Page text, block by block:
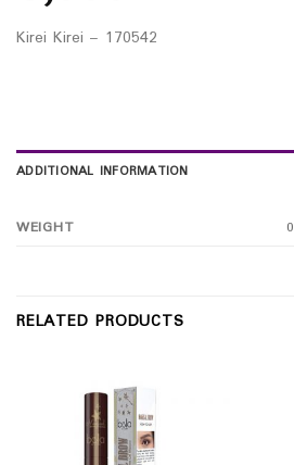
Kirei Kirei – 170542
ADDITIONAL INFORMATION
WEIGHT
RELATED PRODUCTS